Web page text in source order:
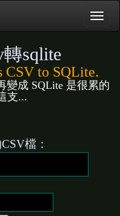
sqlite
CSV to SQLite.
變成 SQLite 是很累的
支...
檔：